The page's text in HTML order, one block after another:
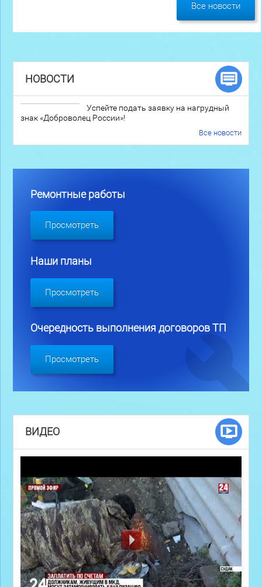
Все новости
НОВОСТИ
Успейте подать заявку на нагрудный
знак «Доброволец России»!
Все новости
Ремонтные работы
Просмотреть
Наши планы
Просмотреть
Очередность выполнения договоров ТП
Просмотреть
ВИДЕО